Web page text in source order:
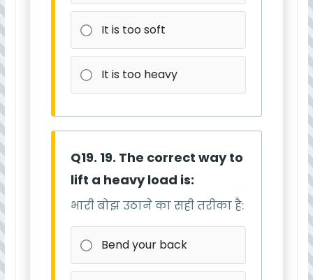
It is too soft
It is too heavy
Q19. 19. The correct way to
lift a heavy load is:
भारी बोझ उठाने का सही तरीका है:
Bend your back